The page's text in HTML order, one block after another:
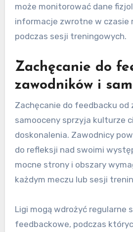
może monitorować dane
informacje zwrotne w czasie
podczas sesji treningowych.
Zachęcanie do
zawodników i
Zachęcanie do feedbacku od
samooceny sprzyja kulturze
doskonalenia. Zawodnicy
do refleksji nad swoimi
mocne strony i obszary
każdym meczu lub sesji
Ligi mogą wdrożyć regularne
feedbackowe, podczas